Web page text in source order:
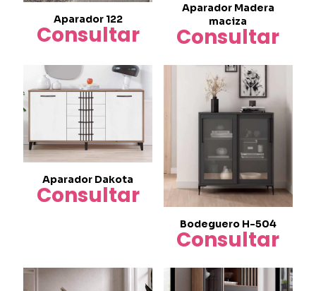
Aparador 122
Consultar
Aparador Madera
maciza
Consultar
Aparador Dakota
Consultar
Bodeguero H-504
Consultar